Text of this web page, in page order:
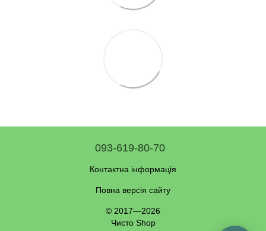
093-619-80-70
Контактна інформація
Повна версія сайту
© 2017—2026
Чисто Shop